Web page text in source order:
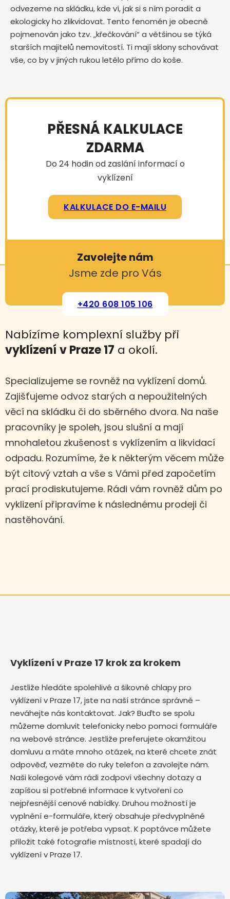
odvezeme na skládku, kde ví, jak si s ním poradit a
ekologicky ho zlikvidovat. Tento fenomén je obecně
pojmenován jako tzv. „křečkování“ a většinou se týká
starších majitelů nemovitostí. Ti mají sklony schovávat
vše, co by v jiných rukou letělo přímo do koše.
PŘESNÁ KALKULACE
ZDARMA
Do 24 hodin od zaslání informací o
vyklízení
KALKULACE DO E-MAILU
Zavolejte nám
Jsme zde pro Vás
+420 608 105 106
Nabízíme komplexní služby při
vyklízení v Praze 17 a okolí.
Specializujeme se rovněž na vyklízení domů.
Zajišťujeme odvoz starých a nepoužitelných
věcí na skládku či do sběrného dvora. Na naše
pracovníky je spoleh, jsou slušní a mají
mnohaletou zkušenost s vyklízením a likvidací
odpadu. Rozumíme, že k některým věcem může
být citový vztah a vše s Vámi před započetím
prací prodiskutujeme. Rádi vám rovněž dům po
vyklizení připravíme k následnému prodeji či
nastěhování.
Vyklízení v Praze 17 krok za krokem
Jestliže hledáte spolehlivé a šikovné chlapy pro
vyklízení v Praze 17, jste na naší stránce správně –
neváhejte nás kontaktovat. Jak? Buďto se spolu
můžeme domluvit telefonicky nebo pomoci formuláře
na webové stránce. Jestliže preferujete okamžitou
domluvu a máte mnoho otázek, na které chcete znát
odpověď, vezměte do ruky telefon a zavolejte nám.
Naši kolegové vám rádi zodpoví všechny dotazy a
zapíšou si potřebné informace k vytvoření co
nejpřesnější cenové nabídky. Druhou možností je
vyplnění e-formuláře, který obsahuje předvyplněné
otázky, které je potřeba vypsat. K poptávce můžete
přiložit také fotografie místností, které spadají do
vyklízení v Praze 17.